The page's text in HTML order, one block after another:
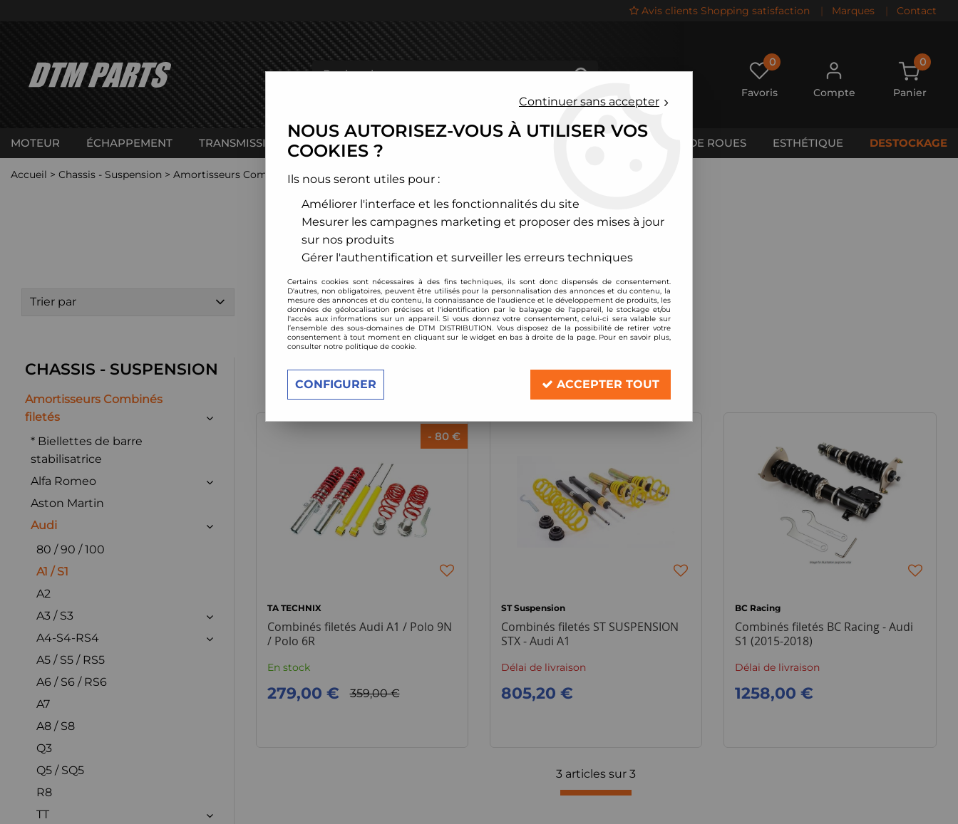
Avis clients Shopping satisfaction | Marques | Contact
0
Favoris Compte
0
Panier
MOTEUR ÉCHAPPEMENT TRANSMISSION CHÂSSIS CALES DE ROUES ESTHÉTIQUE DESTOCKAGE
Accueil > Chassis - Suspension > Amortisseurs Combinés filetés >Audi > A1 / S1
A1 / S1
Trier par
CHASSIS - SUSPENSION
Amortisseurs Combinés
filetés
* Biellettes de barre
stabilisatrice
Alfa Romeo
Aston Martin
Audi
80 / 90 / 100
A1 / S1
A2
A3 / S3
A4-S4-RS4
A5 / S5 / RS5
A6 / S6 / RS6
A7
A8 / S8
Q3
Q5 / SQ5
R8
TT
3 articles sur 3
- 80 €
TA TECHNIX
Combinés filetés Audi A1 / Polo 9N
/ Polo 6R
En stock
359,00 €
279,00 €
ST Suspension
Combinés filetés ST SUSPENSION
STX - Audi A1
Délai de livraison
805,20 €
BC Racing
Combinés filetés BC Racing - Audi
S1 (2015-2018)
Délai de livraison
1258,00 €
3 articles sur 3
Continuer sans accepter
NOUS AUTORISEZ-VOUS À UTILISER VOS
COOKIES ?
Ils nous seront utiles pour :
Améliorer l'interface et les fonctionnalités du site
Mesurer les campagnes marketing et proposer des mises à jour
sur nos produits
Gérer l'authentification et surveiller les erreurs techniques
Certains cookies sont nécessaires à des fins techniques, ils sont donc dispensés de consentement.
D'autres, non obligatoires, peuvent être utilisés pour la personnalisation des annonces et du contenu, la
mesure des annonces et du contenu, la connaissance de l'audience et le développement de produits, les
données de géolocalisation précises et l'identification par le balayage de l'appareil, le stockage et/ou
l'accès aux informations sur un appareil. Si vous donnez votre consentement, celui-ci sera valable sur
l’ensemble des sous-domaines de DTM DISTRIBUTION. Vous disposez de la possibilité de retirer votre
consentement à tout moment en cliquant sur le widget en bas à droite de la page. Pour en savoir plus,
consulter notre politique de cookie.
CONFIGURER ACCEPTER TOUT